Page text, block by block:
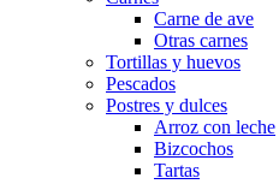
Carne de ave
Otras carnes
Tortillas y huevos
Pescados
Postres y dulces
Arroz con leche
Bizcochos
Tartas